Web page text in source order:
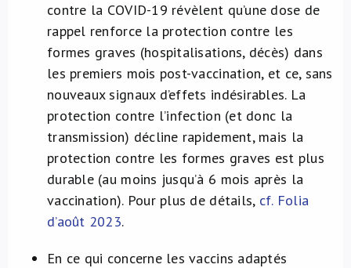
contre la COVID-19 révèlent qu’une dose de
rappel renforce la protection contre les
formes graves (hospitalisations, décès) dans
les premiers mois post-vaccination, et ce, sans
nouveaux signaux d’effets indésirables. La
protection contre l’infection (et donc la
transmission) décline rapidement, mais la
protection contre les formes graves est plus
durable (au moins jusqu’à 6 mois après la
vaccination). Pour plus de détails, cf. Folia
d’août 2023.
En ce qui concerne les vaccins adaptés